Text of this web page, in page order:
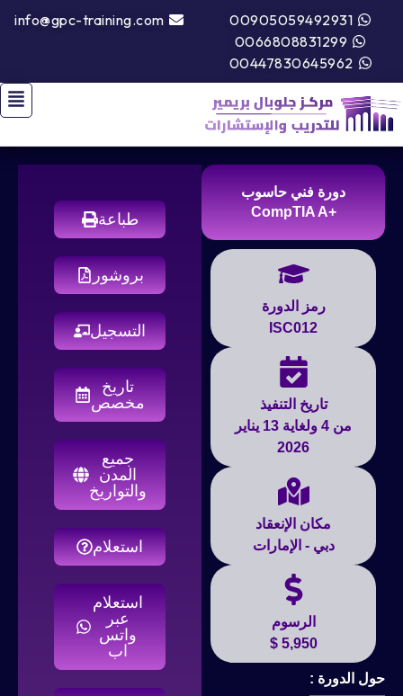
00905059492931
0066808831299
00447830645962
info@gpc-training.com
دورة فني حاسوب
+CompTIA A
رمز الدورة
ISC012
تاريخ التنفيذ
من 4 ولغاية 13 يناير
2026
مكان الإنعقاد
دبي - الإمارات
الرسوم
5,950 $
حول الدورة :
طباعة
بروشور
التسجيل
تاريخ
مخصص
جميع
المدن
والتواريخ
استعلام
استعلام
عبر
واتس
اب